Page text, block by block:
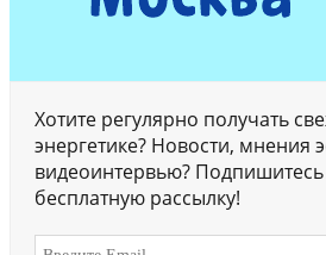
Хотите регулярно получать
энергетике? Новости, мнения
видеоинтервью?
бесплатную рассылку!